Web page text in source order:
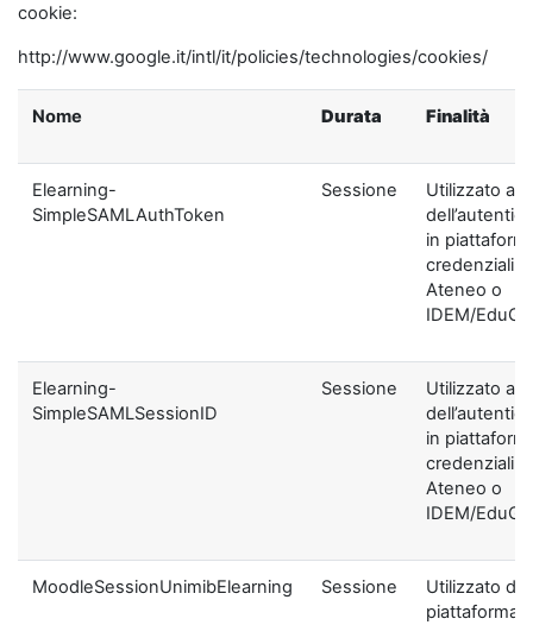
cookie:
http://www.google.it/intl/it/policies/technologies/cookies/
Nome Durata Finalità
Elearning-
SimpleSAMLAuthToken
Sessione
Utilizzato ai
in
credenziali di
Ateneo o
IDEM/
Elearning-
SimpleSAMLSessionID
Sessione
Utilizzato ai
in
credenziali di
Ateneo o
IDEM/
MoodleSessionUnimibElearning Sessione
Utilizzato
piattaforma